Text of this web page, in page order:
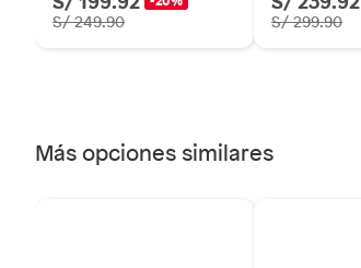
S/ 249.90 S/ 299.90
Más opciones similares